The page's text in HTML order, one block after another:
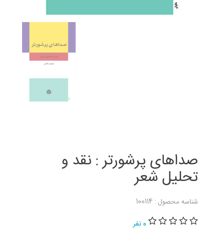
صداهای پرشورتر : نقد و
تحلیل شعر
شناسه محصول : 100114
0 نفر